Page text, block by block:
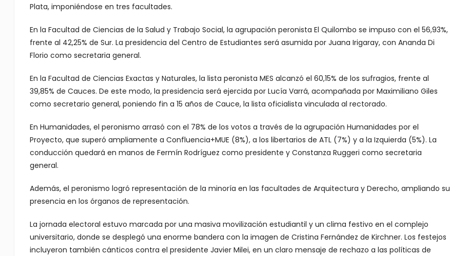
Plata, imponiéndose en tres facultades.
En la Facultad de Ciencias de la Salud y Trabajo Social, la agrupación peronista El Quilombo se impuso con el 56,93%,
frente al 42,25% de Sur. La presidencia del Centro de Estudiantes será asumida por Juana Irigaray, con Ananda Di
Florio como secretaria general.
En la Facultad de Ciencias Exactas y Naturales, la lista peronista MES alcanzó el 60,15% de los sufragios, frente al
39,85% de Cauces. De este modo, la presidencia será ejercida por Lucía Varrá, acompañada por Maximiliano Giles
como secretario general, poniendo fin a 15 años de Cauce, la lista oficialista vinculada al rectorado.
En Humanidades, el peronismo arrasó con el 78% de los votos a través de la agrupación Humanidades por el
Proyecto, que superó ampliamente a Confluencia+MUE (8%), a los libertarios de ATL (7%) y a la Izquierda (5%). La
conducción quedará en manos de Fermín Rodríguez como presidente y Constanza Ruggeri como secretaria
general.
Además, el peronismo logró representación de la minoría en las facultades de Arquitectura y Derecho, ampliando su
presencia en los órganos de representación.
La jornada electoral estuvo marcada por una masiva movilización estudiantil y un clima festivo en el complejo
universitario, donde se desplegó una enorme bandera con la imagen de Cristina Fernández de Kirchner. Los festejos
incluyeron también cánticos contra el presidente Javier Milei, en un claro mensaje de rechazo a las políticas de